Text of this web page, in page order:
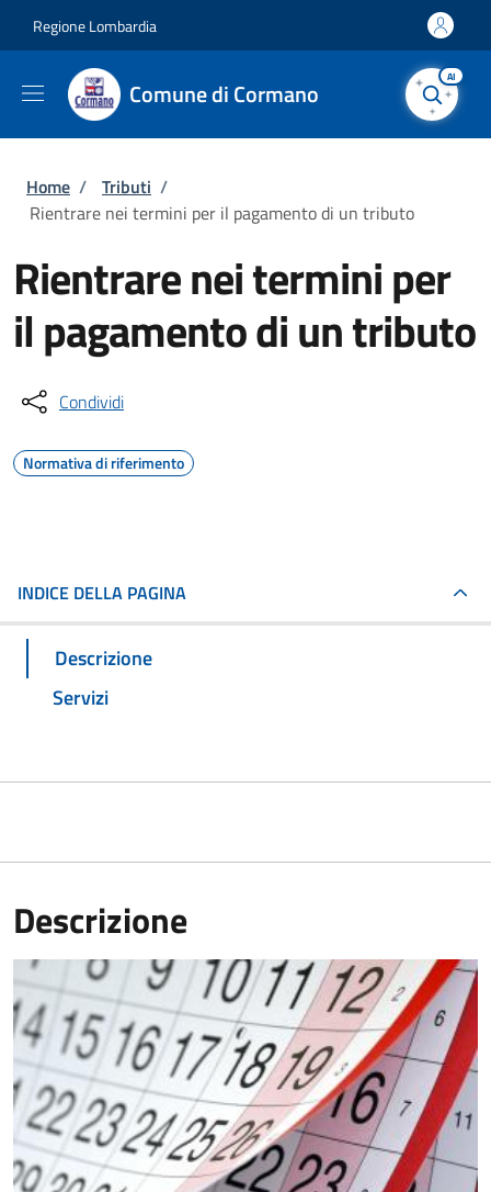
Regione Lombardia
Comune di Cormano
AI
Briciole di pane
Home / Tributi /
Rientrare nei termini per il pagamento di un tributo
Rientrare nei termini per
il pagamento di un tributo
Condividi
Normativa di riferimento
INDICE DELLA PAGINA
Descrizione
Servizi
Descrizione